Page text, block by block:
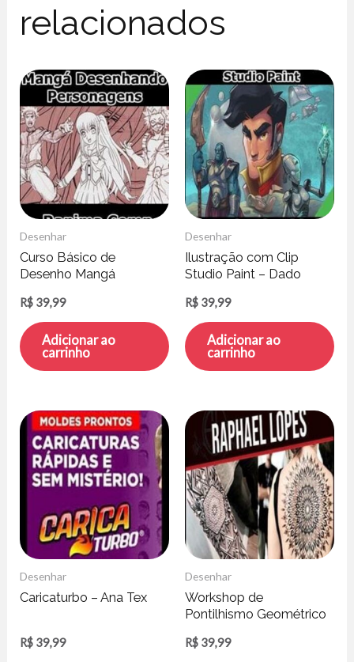
relacionados
Desenhar
Curso Básico de
Desenho Mangá
Personagens – Ranima
Comp
R$ 39,99
Adicionar ao
carrinho
Desenhar
Ilustração com Clip
Studio Paint – Dado
R$ 39,99
Adicionar ao
carrinho
Desenhar
Caricaturbo – Ana Tex
R$ 39,99
Desenhar
Workshop de
Pontilhismo Geométrico
R$ 39,99